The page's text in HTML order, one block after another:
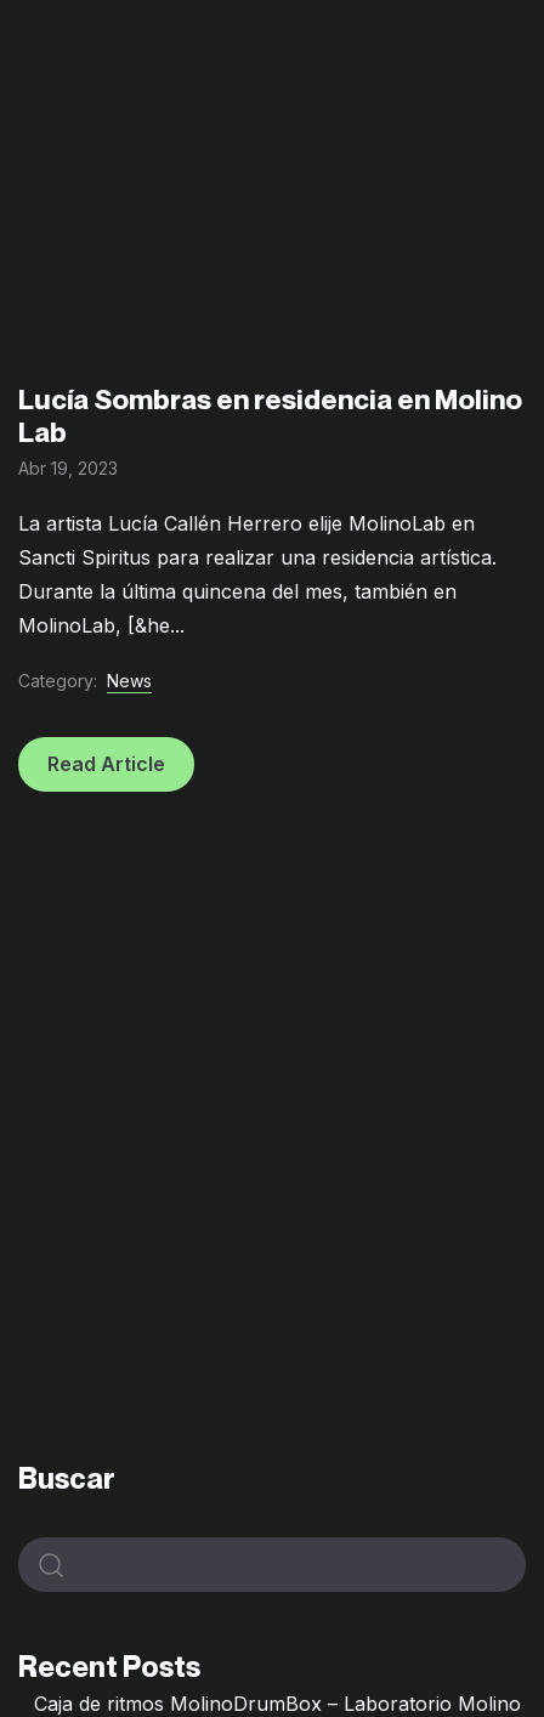
Lucía Sombras en residencia en Molino
Lab
Abr 19, 2023
La artista Lucía Callén Herrero elije MolinoLab en
Sancti Spiritus para realizar una residencia artística.
Durante la última quincena del mes, también en
MolinoLab, [&he...
Category: News
Read Article
Buscar
Recent Posts
Caja de ritmos MolinoDrumBox – Laboratorio Molino